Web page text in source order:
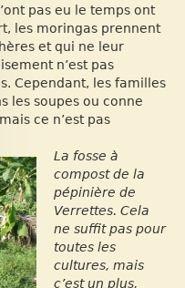
pas eu le temps ont
les moringas prennent
et qui ne leur
n’est pas
Cependant, les familles
les soupes ou conne
ce n’est pas
La fosse à
compost de la
pépinière de
Verrettes. Cela
ne suffit pas pour
toutes les
cultures, mais
c’est un plus,